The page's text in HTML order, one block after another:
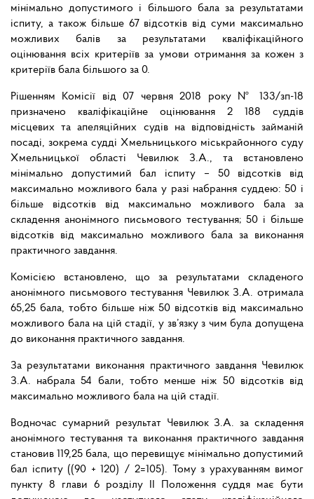
мінімально допустимого і більшого бала за результатами
іспиту, а також більше 67 відсотків від суми максимально
можливих балів за результатами кваліфікаційного
оцінювання всіх критеріїв за умови отримання за кожен з
критеріїв бала більшого за 0.
Рішенням Комісії від 07 червня 2018 року № 133/зп-18
призначено кваліфікаційне оцінювання 2 188 суддів
місцевих та апеляційних судів на відповідність займаній
посаді, зокрема судді Хмельницького міськрайонного суду
Хмельницької області Чевилюк З.А., та встановлено
мінімально допустимий бал іспиту – 50 відсотків від
максимально можливого бала у разі набрання суддею: 50 і
більше відсотків від максимально можливого бала за
складення анонімного письмового тестування; 50 і більше
відсотків від максимально можливого бала за виконання
практичного завдання.
Комісією встановлено, що за результатами складеного
анонімного письмового тестування Чевилюк З.А. отримала
65,25 бала, тобто більше ніж 50 відсотків від максимально
можливого бала на цій стадії, у зв’язку з чим була допущена
до виконання практичного завдання.
За результатами виконання практичного завдання Чевилюк
З.А. набрала 54 бали, тобто менше ніж 50 відсотків від
максимально можливого бала на цій стадії.
Водночас сумарний результат Чевилюк З.А. за складення
анонімного тестування та виконання практичного завдання
становив 119,25 бала, що перевищує мінімально допустимий
бал іспиту ((90 + 120) / 2=105). Тому з урахуванням вимог
пункту 8 глави 6 розділу ІІ Положення суддя має бути